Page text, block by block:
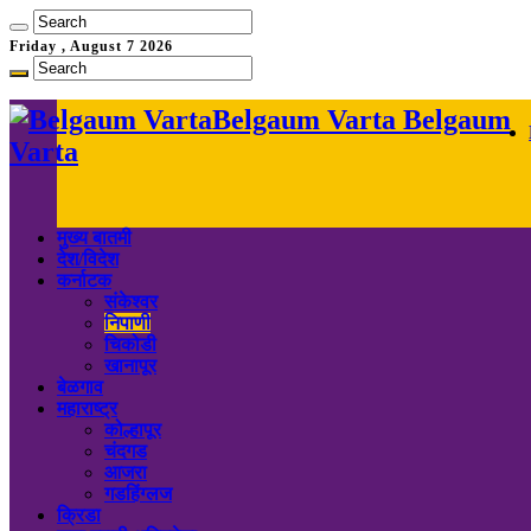
Friday , August 7 2026
Belgaum Varta Belgaum
Varta
मुख्य बातमी
देश/विदेश
कर्नाटक
संकेश्वर
निपाणी
चिकोडी
खानापूर
बेळगाव
महाराष्ट्र
कोल्हापूर
चंदगड
आजरा
गडहिंग्लज
क्रिडा